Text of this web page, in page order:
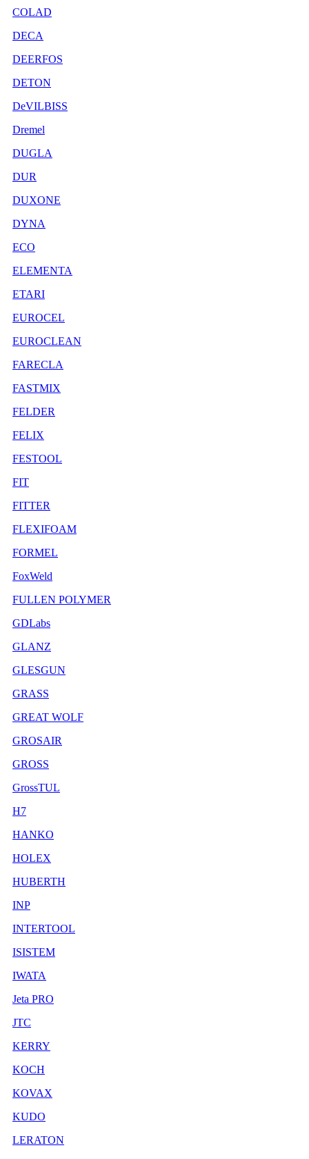
COLAD
DECA
DEERFOS
DETON
DeVILBISS
Dremel
DUGLA
DUR
DUXONE
DYNA
ECO
ELEMENTA
ETARI
EUROCEL
EUROCLEAN
FARECLA
FASTMIX
FELDER
FELIX
FESTOOL
FIT
FITTER
FLEXIFOAM
FORMEL
FoxWeld
FULLEN POLYMER
GDLabs
GLANZ
GLESGUN
GRASS
GREAT WOLF
GROSAIR
GROSS
GrossTUL
H7
HANKO
HOLEX
HUBERTH
INP
INTERTOOL
ISISTEM
IWATA
Jeta PRO
JTC
KERRY
KOCH
KOVAX
KUDO
LERATON